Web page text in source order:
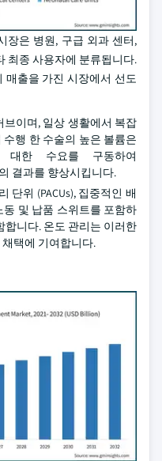
장은 병원, 구급 외과 센터,
최종 사용자에 분류됩니다.
매출을 가진 시장에서 선도
이며, 일상 생활에서 복잡
행 한 수술의 높은 볼륨은
한 수요를 구동하여
결과를 향상시킵니다.
단위 (PACUs), 집중적인 배
동 및 납품 스위트를 포함하
합니다. 온도 관리는 이러한
택에 기여합니다.